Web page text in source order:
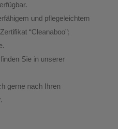
und pflegeleichtem
“Cleanaboo”;
Sie in unserer
gerne nach Ihren